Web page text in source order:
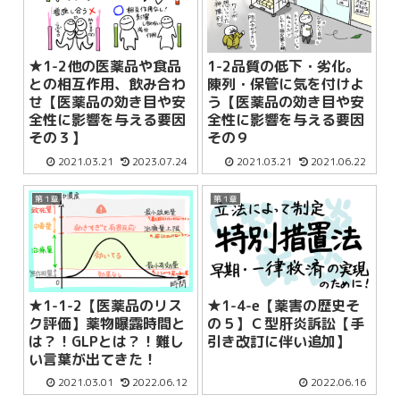
★1-2他の医薬品や食品
との相互作用、飲み合わ
せ【医薬品の効き目や安
全性に影響を与える要因
その３】
2021.03.21 2023.07.24
1-2品質の低下・劣化。
陳列・保管に気を付けよ
う【医薬品の効き目や安
全性に影響を与える要因
その９
2021.03.21 2021.06.22
第１章
★1-1-2【医薬品のリス
ク評価】薬物曝露時間と
は？！GLPとは？！難し
い言葉が出てきた！
2021.03.01 2022.06.12
第１章
★1-4-e【薬害の歴史そ
の５】Ｃ型肝炎訴訟【手
引き改訂に伴い追加】
2022.06.16